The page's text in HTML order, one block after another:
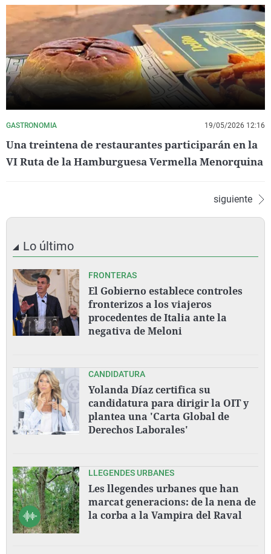
GASTRONOMIA 19/05/2026 12:16
Una treintena de restaurantes participarán en la
VI Ruta de la Hamburguesa Vermella Menorquina
siguiente
Lo último
FRONTERAS
El Gobierno establece controles
fronterizos a los viajeros
procedentes de Italia ante la
negativa de Meloni
CANDIDATURA
Yolanda Díaz certifica su
candidatura para dirigir la OIT y
plantea una 'Carta Global de
Derechos Laborales'
LLEGENDES URBANES
Les llegendes urbanes que han
marcat generacions: de la nena de
la corba a la Vampira del Raval